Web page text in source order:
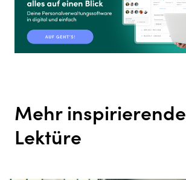
Mehr inspirierende
Lektüre